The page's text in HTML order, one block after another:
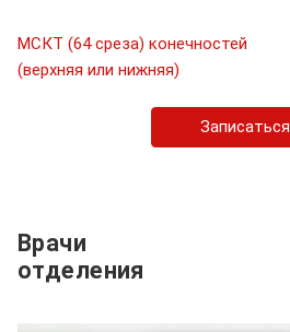
МСКТ (64 среза) конечностей
(верхняя или нижняя)
Записаться
Врачи
отделения